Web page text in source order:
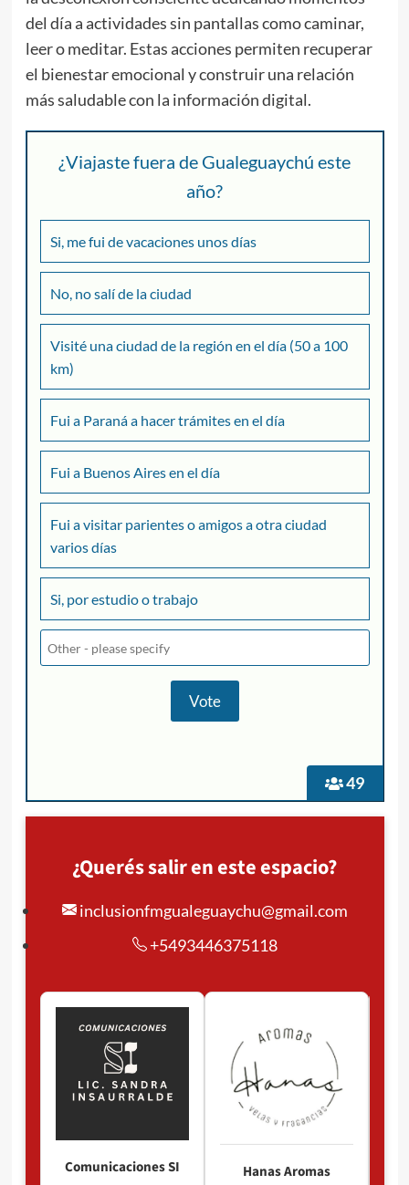
del día a actividades sin pantallas como caminar,
leer o meditar. Estas acciones permiten recuperar
el bienestar emocional y construir una relación
más saludable con la información digital.
49
¿Viajaste fuera de Gualeguaychú este
año?
Si, me fui de vacaciones unos días
No, no salí de la ciudad
Visité una ciudad de la región en el día (50 a 100
km)
Fui a Paraná a hacer trámites en el día
Fui a Buenos Aires en el día
Fui a visitar parientes o amigos a otra ciudad
varios días
Si, por estudio o trabajo
¿Querés salir en este espacio?
inclusionfmgualeguaychu@gmail.com
+5493446375118
Comunicaciones SI
Hanas Aromas